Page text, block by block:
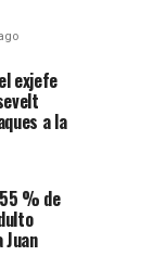
exjefe
a la
% de